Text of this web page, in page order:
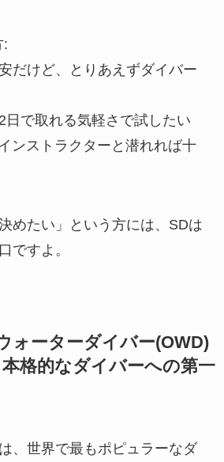
:
だけど、とりあえずダイバー
日で取れる気軽さで試したい
ンストラクターと潜れれば十
めたい」という方には、SDは
ですよ。
ォーターダイバー(OWD)
格的なダイバーへの第一
、世界で最もポピュラーなダ